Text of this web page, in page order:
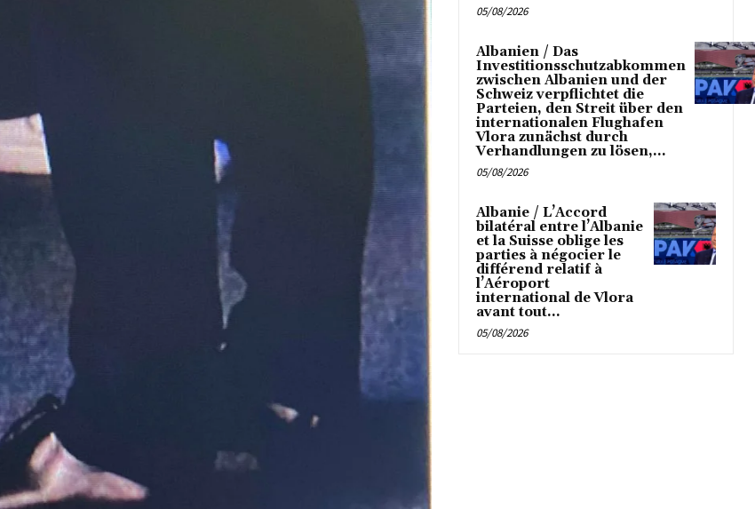
05/08/2026
Albanien / Das
Investitionsschutzabkommen
zwischen Albanien und der
Schweiz verpflichtet die
Parteien, den Streit über den
internationalen Flughafen
Vlora zunächst durch
Verhandlungen zu lösen,...
05/08/2026
Albanie / L’Accord
bilatéral entre l’Albanie
et la Suisse oblige les
parties à négocier le
différend relatif à
l’Aéroport
international de Vlora
avant tout...
05/08/2026